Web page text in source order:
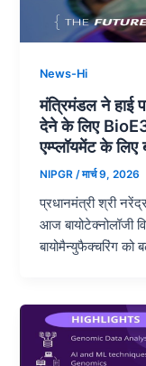
News-Hi
मंत्रिमंडल ने हाई
देने के लिए
एम्प्लॉयमेंट के लिए
NIPGR /मार्च 9, 2026
प्रधानमंत्री श्री
आज बायोटेक्नोलॉजी
बायोमैन्युफैक्चरिंग को